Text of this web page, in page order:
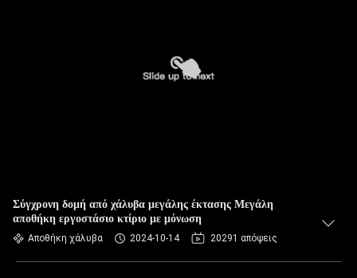
Σύγχρονη δομή από χάλυβα μεγάλης έκτασης Μεγάλη
αποθήκη εργοστάσιο κτίριο με μόνωση
Αποθήκη χάλυβα 2024-10-14 20291 απόψεις